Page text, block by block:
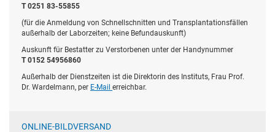
T 0251 83-55855
(für die Anmeldung von Schnellschnitten und Transplantationsfällen
außerhalb der Laborzeiten; keine Befundauskunft)
Auskunft für Bestatter zu Verstorbenen unter der Handynummer
T 0152 54956860
Außerhalb der Dienstzeiten ist die Direktorin des Instituts, Frau Prof.
Dr. Wardelmann, per E-Mail erreichbar.
ONLINE-BILDVERSAND